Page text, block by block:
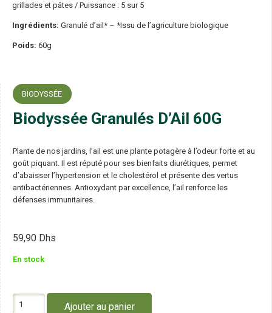
grillades et pâtes / Puissance : 5 sur 5
Ingrédients: Granulé d’ail* – *Issu de l’agriculture biologique
Poids: 60g
BIODYSSÉE
Biodyssée Granulés D’Ail 60G
Plante de nos jardins, l’ail est une plante potagère à l’odeur forte et au
goût piquant. Il est réputé pour ses bienfaits diurétiques, permet
d’abaisser l’hypertension et le cholestérol et présente des vertus
antibactériennes. Antioxydant par excellence, l’ail renforce les
défenses immunitaires.
59,90 Dhs
En stock
Ajouter au panier